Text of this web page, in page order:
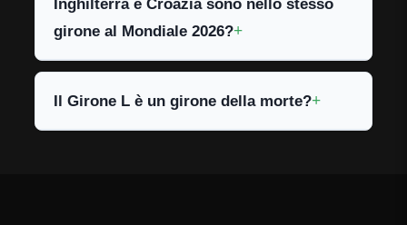
Inghilterra e Croazia sono nello stesso
girone al Mondiale 2026?
Il Girone L è un girone della morte?